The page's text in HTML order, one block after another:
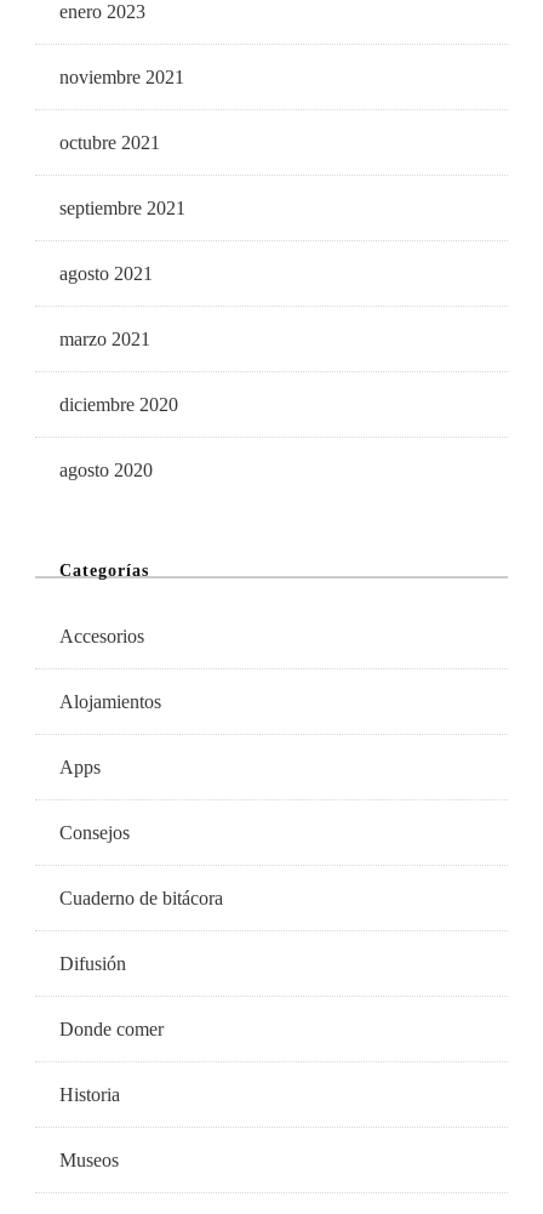
enero 2023
noviembre 2021
octubre 2021
septiembre 2021
agosto 2021
marzo 2021
diciembre 2020
agosto 2020
Categorías
Accesorios
Alojamientos
Apps
Consejos
Cuaderno de bitácora
Difusión
Donde comer
Historia
Museos